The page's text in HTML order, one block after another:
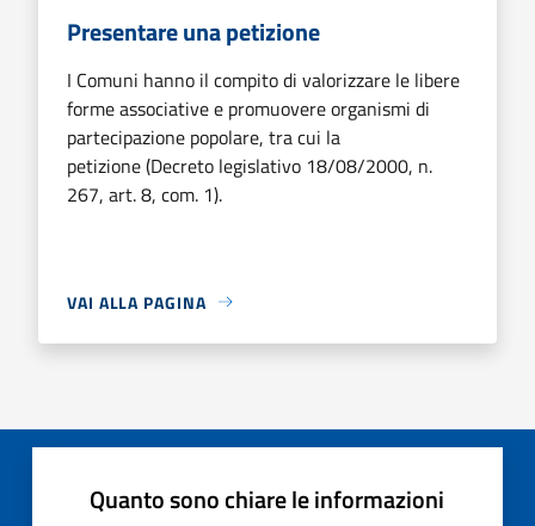
Presentare una petizione
I Comuni hanno il compito di valorizzare le libere
forme associative e promuovere organismi di
partecipazione popolare, tra cui la
petizione (Decreto legislativo 18/08/2000, n.
267, art. 8, com. 1).
VAI ALLA PAGINA
Quanto sono chiare le informazioni